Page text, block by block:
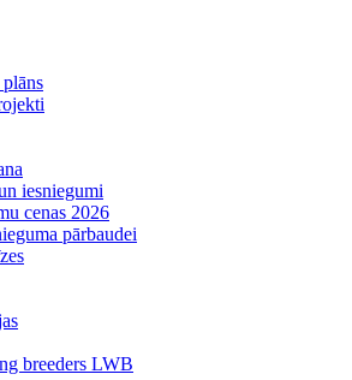
iesniegumi
cenas 2026
pārbaudei
breeders LWB